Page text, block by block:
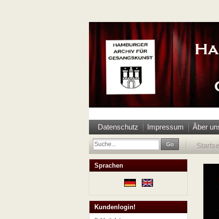
Datenschutz Impressum Ãber
Go
Sprachen
Kundenlogin!